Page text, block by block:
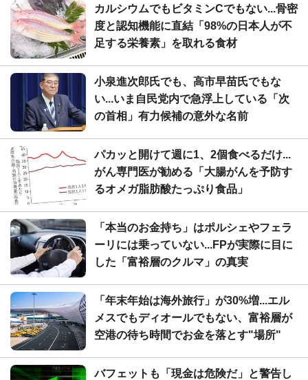
カルシウムでもビタミンCでもない...骨密
度と認知機能に直結「98%の日本人が不
足する栄養素」を取れる食材
小泉進次郎氏でも、高市早苗氏でもな
い...いま自民党内で急浮上している「次
の首相」有力候補の意外な名前
パカッと開けて週に1、2個食べるだけ...
がん専門医が勧める「大腸がんを予防す
るオメガ脂肪酸たっぷり食品」
「本当のお金持ち」はポルシェやフェラ
ーリには乗っていない...FPが実際に目に
した「富裕層のクルマ」の真実
「年末年始は海外旅行」が30%増...エル
メスでもディオールでもない、富裕層が
空港の待ち時間でお金を落とす"場所"
バフェットも「現金は危険だ」と警告し